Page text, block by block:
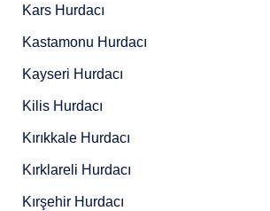
Kars Hurdacı
Kastamonu Hurdacı
Kayseri Hurdacı
Kilis Hurdacı
Kırıkkale Hurdacı
Kırklareli Hurdacı
Kırşehir Hurdacı